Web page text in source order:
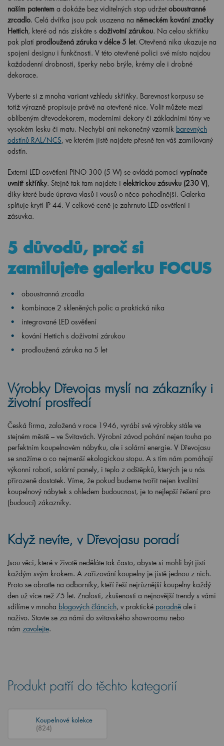
naším patentem a dokáže bez viditelných stop udržetoboustranné
zrcadlo. Celá dvířka jsou pak usazena na německém kování značky
Hettich, které od nás získáte s doživotní zárukou. Na celou skříňku
pak platí prodloužená záruka v délce 5 let. Otevřená nika ukazuje na
spojení designu i funkčnosti. V této otevřené polici své místo najdou
každodenní drobnosti, šperky nebo brýle, krémy ale i drobné
dekorace.
Vyberte si z mnoha variant vzhledu skříňky. Barevnost korpusu se
totiž výrazně propisuje právě na otevřené nice. Volit můžete mezi
oblíbeným dřevodekorem, moderními dekory či základními tóny ve
vysokém lesku či matu. Nechybí ani nekonečný vzorník barevných
odstínů RAL/NCS, ve kterém jistě najdete přesně ten váš zamilovaný
odstín.
Externí LED osvětlení PINO 300 (5 W) se ovládá pomocí vypínače
uvnitř skříňky. Stejně tak tam najdete i elektrickou zásuvku (230 V),
díky které bude úprava vlasů i vousů o něco pohodlnější. Galerka
splňuje krytí IP 44. V celkové ceně je zahrnuto LED osvětlení i
zásuvka.
5 důvodů, proč si
zamilujete galerku FOCUS
oboustranná zrcadla
kombinace 2 skleněných polic a praktická nika
integrované LED osvětlení
kování Hettich s doživotní zárukou
prodloužená záruka na 5 let
Výrobky Dřevojas myslí na zákazníky i
životní prostředí
Česká firma, založená v roce 1946, vyrábí své výrobky stále ve
stejném městě – ve Svitavách. Výrobní závod pohání nejen touha po
perfektním koupelnovém nábytku, ale i solární energie. V Dřevojasu
se snažíme o co nejmenší ekologickou stopu. A s tím nám pomáhají
výkonní roboti, solární panely, i teplo z odštěpků, kterých je u nás
přirozeně dostatek. Víme, že pokud budeme tvořit nejen kvalitní
koupelnový nábytek s ohledem budoucnost, je to nejlepší řešení pro
(budoucí) zákazníky.
Když nevíte, v Dřevojasu poradí
Jsou věci, které v životě neděláte tak často, abyste si mohli být jisti
každým svým krokem. A zařizování koupelny je jistě jednou z nich.
Proto se obraťte na odborníky, kteří řeší nejrůznější koupelny každý
den už více než 75 let. Znalosti, zkušenosti a nejnovější trendy s vámi
sdílíme v mnoha blogových článcích, v praktické poradně ale i
naživo. Stavte se za námi do svitavského showroomu nebo
nám zavolejte.
Produkt patří do těchto kategorií
Koupelnové kolekce
(824)